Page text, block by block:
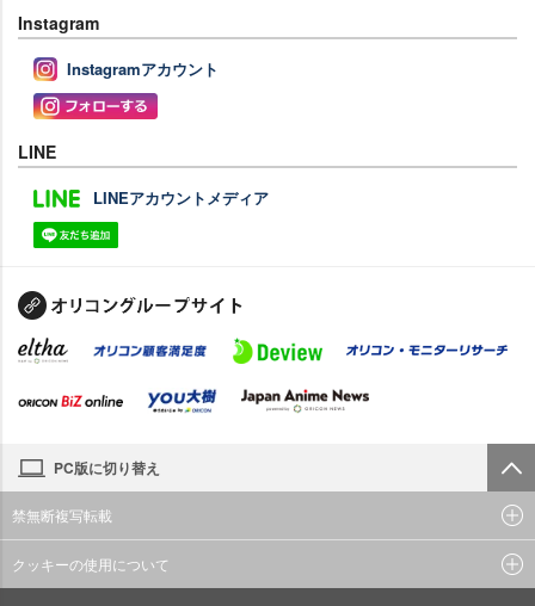
Instagram
Instagramアカウント
LINE
LINEアカウントメディア
PC版に切り替え
禁無断複写転載
クッキーの使用について